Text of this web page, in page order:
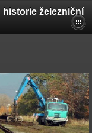
železniční